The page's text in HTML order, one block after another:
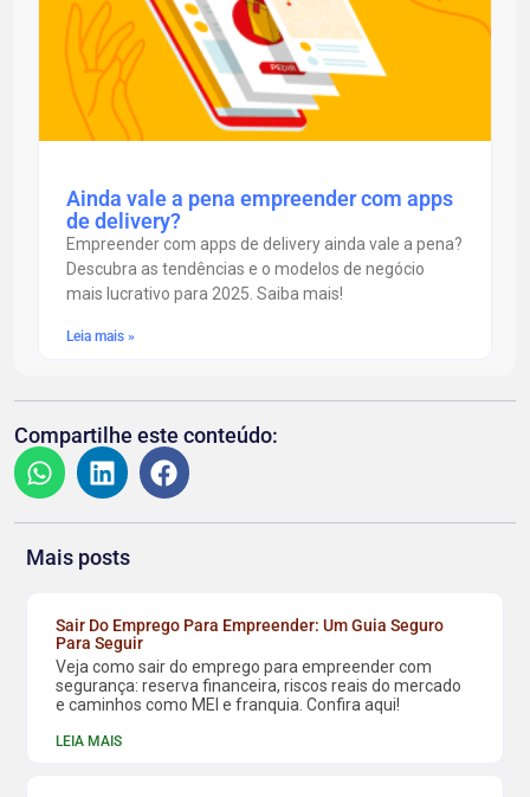
Ainda vale a pena empreender com apps
de delivery?
Empreender com apps de delivery ainda vale a pena?
Descubra as tendências e o modelos de negócio
mais lucrativo para 2025. Saiba mais!
Leia mais »
Compartilhe este conteúdo:
Mais posts
Sair Do Emprego Para Empreender: Um Guia Seguro
Para Seguir
Veja como sair do emprego para empreender com
segurança: reserva financeira, riscos reais do mercado
e caminhos como MEI e franquia. Confira aqui!
LEIA MAIS